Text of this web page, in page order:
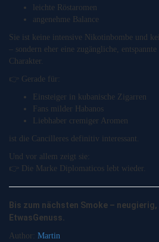
leichte Röstaromen
angenehme Balance
Sie ist keine intensive Nikotinbombe und
– sondern eher eine zugängliche,
Charakter.
👉 Gerade für:
Einsteiger in kubanische Zigarren
Fans milder Habanos
Liebhaber cremiger Aromen
ist die Cancilleres definitiv interessant.
Und vor allem zeigt sie:
👉 Die Marke Diplomaticos lebt wieder.
Bis zum nächsten Smoke –
EtwasGenuss.
Author: Martin